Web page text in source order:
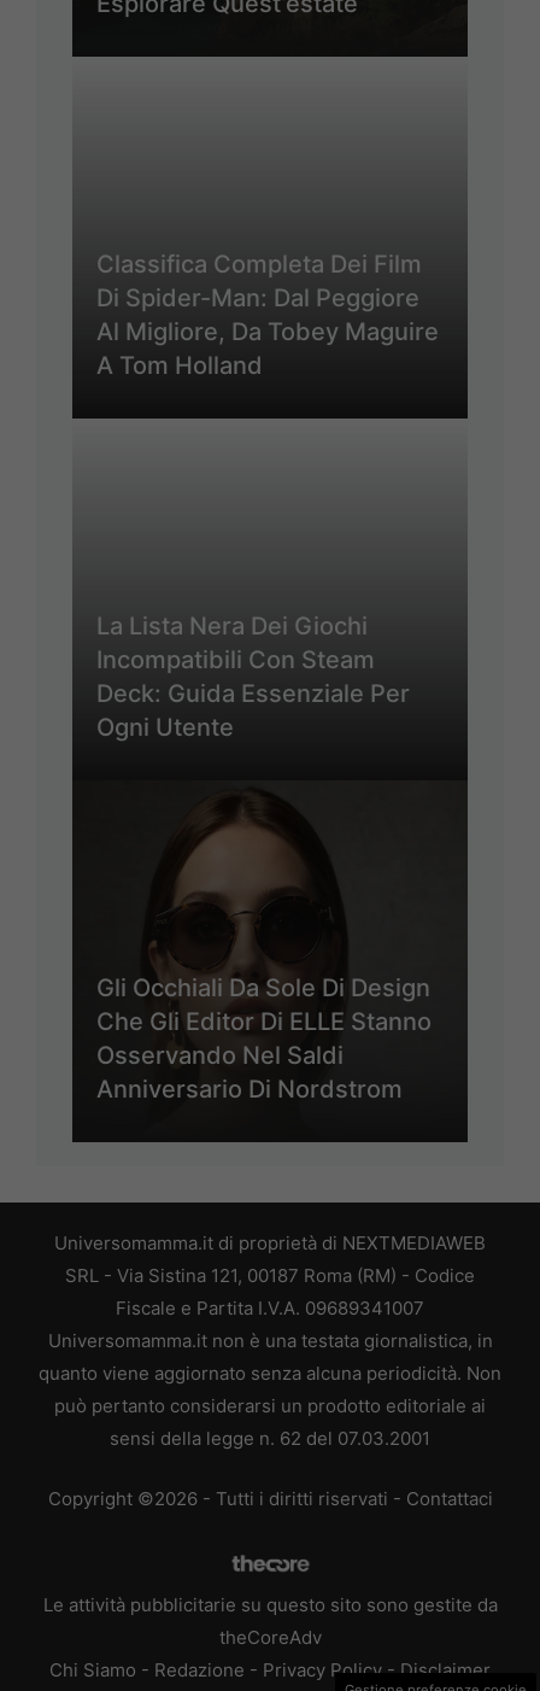
Classifica Completa Dei Film
Di Spider-Man: Dal Peggiore
Al Migliore, Da Tobey Maguire
A Tom Holland
La Lista Nera Dei Giochi
Incompatibili Con Steam
Deck: Guida Essenziale Per
Ogni Utente
Gli Occhiali Da Sole Di Design
Che Gli Editor Di ELLE Stanno
Osservando Nel Saldi
Anniversario Di Nordstrom
Universomamma.it di proprietà di NEXTMEDIAWEB
SRL - Via Sistina 121, 00187 Roma (RM) - Codice
Fiscale e Partita I.V.A. 09689341007
Universomamma.it non è una testata giornalistica, in
quanto viene aggiornato senza alcuna periodicità. Non
può pertanto considerarsi un prodotto editoriale ai
sensi della legge n. 62 del 07.03.2001
Copyright ©2026 - Tutti i diritti riservati - Contattaci
Le attività pubblicitarie su questo sito sono gestite da
theCoreAdv
Chi Siamo - Redazione - Privacy Policy - Disclaimer